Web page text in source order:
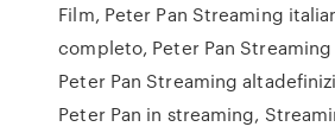
Film, Peter Pan Streaming
completo, Peter Pan
Peter Pan Streaming
Peter Pan in streaming,